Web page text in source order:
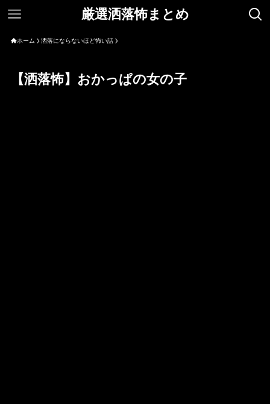
厳選洒落怖まとめ
ホーム 洒落にならないほど怖い話
【洒落怖】おかっぱの女の子